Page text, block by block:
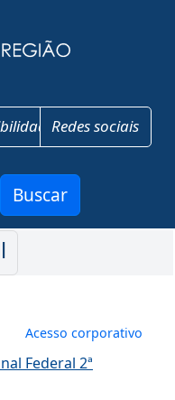
Redes sociais
Buscar
Menu de
Acesso corporativo
Federal 2ª